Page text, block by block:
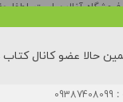
حالا عضو کانال
آنلاین است. لطفا
تا چهارشنبه:
۸۸۵۵۳۵۲۸
توحیدی (بیست و سوم)، کوی ۲۳ شایان،
:
09387408099